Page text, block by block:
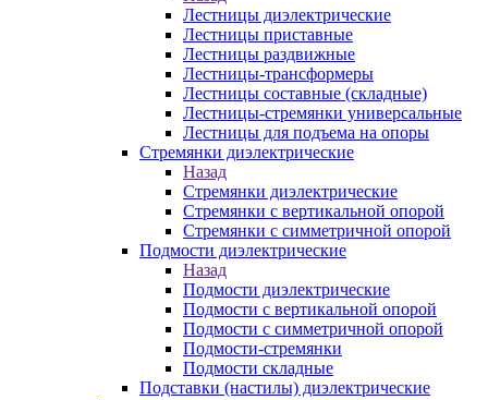
Лестницы диэлектрические
Лестницы приставные
Лестницы раздвижные
Лестницы-трансформеры
Лестницы составные (складные)
Лестницы-стремянки универсальные
Лестницы для подъема на опоры
Стремянки диэлектрические
Назад
Стремянки диэлектрические
Стремянки с вертикальной опорой
Стремянки с симметричной опорой
Подмости диэлектрические
Назад
Подмости диэлектрические
Подмости с вертикальной опорой
Подмости с симметричной опорой
Подмости-стремянки
Подмости складные
Подставки (настилы) диэлектрические